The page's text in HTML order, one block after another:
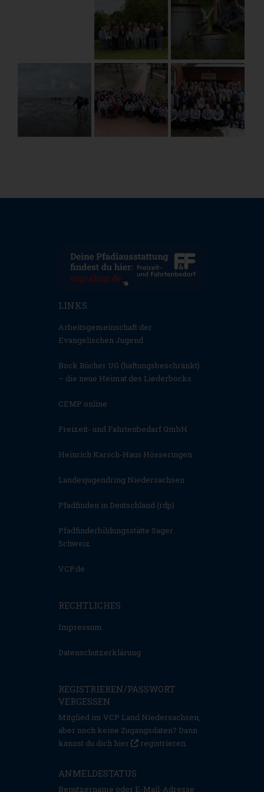
LINKS
Arbeitsgemeinschaft der
Evangelischen Jugend
Bock Bücher UG (haftungsbeschränkt)
– die neue Heimat des Liederbocks
CEMP online
Freizeit- und Fahrtenbedarf GmbH
Heinrich Karsch-Haus Hösseringen
Landesjugendring Niedersachsen
Pfadfinden in Deutschland (rdp)
Pfadfinderbildungsstätte Sager
Schweiz
VCP.de
RECHTLICHES
Impressum
Datenschutzerklärung
REGISTRIEREN/PASSWORT
VERGESSEN
Mitglied im VCP Land Niedersachsen,
aber noch keine Zugangsdaten? Dann
kannst du dich hier
registrieren.
ANMELDESTATUS
Benutzername oder E-Mail-Adresse